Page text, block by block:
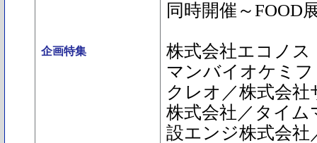
企画特集
同時開催～FOOD
株式会社エコノ
マンバイオケミ
クレオ／株式会
株式会社／タイム
設エンジ株式会社